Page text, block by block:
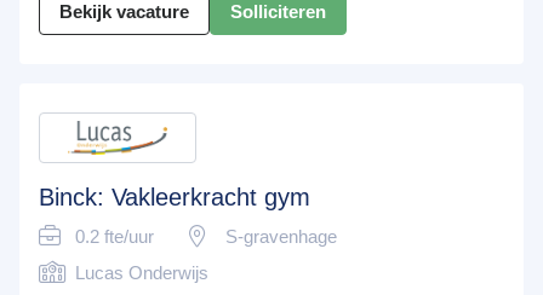
Bekijk vacature Solliciteren
Binck: Vakleerkracht gym
0.2 fte/uur
S-gravenhage
Lucas Onderwijs